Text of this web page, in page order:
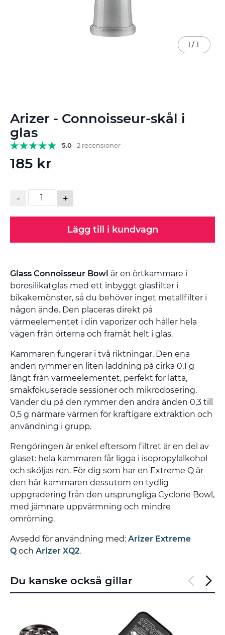
Arizer - Connoisseur-skål i
glas
5.0 2 recensioner
185 kr
- +
Lägg till i kundvagn
Glass Connoisseur Bowl är en örtkammare i
borosilikatglas med ett inbyggt glasfilter i
bikakemönster, så du behöver inget metallfilter i
någon ände. Den placeras direkt på
värmeelementet i din vaporizer och håller hela
vägen från örterna och framåt helt i glas.
Kammaren fungerar i två riktningar. Den ena
änden rymmer en liten laddning på cirka 0,1 g
långt från värmeelementet, perfekt för lätta,
smakfokuserade sessioner och mikrodosering.
Vänder du på den rymmer den andra änden 0,3 till
0,5 g närmare värmen för kraftigare extraktion och
användning i grupp.
Rengöringen är enkel eftersom filtret är en del av
glaset: hela kammaren får ligga i isopropylalkohol
och sköljas ren. För dig som har en Extreme Q är
den här kammaren dessutom en tydlig
uppgradering från den ursprungliga Cyclone Bowl,
med jämnare uppvärmning och mindre
omrörning.
Avsedd för användning med: Arizer Extreme
Q och Arizer XQ2.
1 / 1
till
början
av
bildgalleriet
Du kanske också gillar